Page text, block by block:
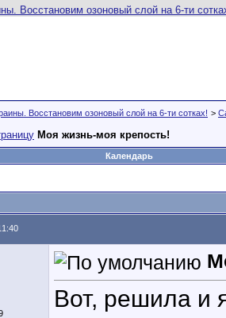
Восстановим озоновый слой на 6-ти сотках! >
Моя жизнь-моя крепость!
Календарь
Вот, решила и